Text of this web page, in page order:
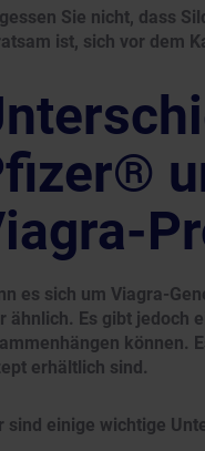
Sie nicht, dass
ist, sich vor dem
es sich um Viagra-
ähnlich. Es gibt jedoch
können.
erhältlich sind.
sind einige wichtige